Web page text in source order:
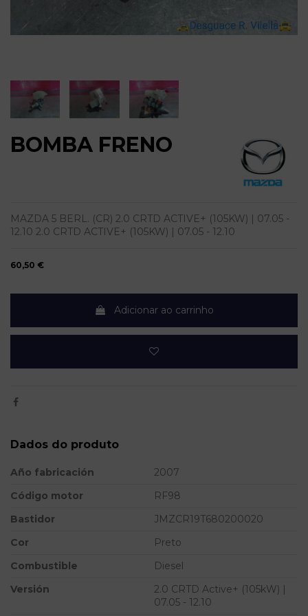
BOMBA FRENO
MAZDA 5 BERL. (CR) 2.0 CRTD ACTIVE+ (105KW) | 07.05 -
12.10 2.0 CRTD ACTIVE+ (105KW) | 07.05 - 12.10
60,50 €
Adicionar ao carrinho
Dados do produto
Año fabricación
2007
Código motor
RF98
Bastidor
JMZCR19T680200020
Cor
Preto
Combustible
Diesel
Versión
2.0 CRTD Active+ (105kW) |
07.05 - 12.10